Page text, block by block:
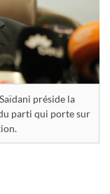
préside la
parti qui porte sur